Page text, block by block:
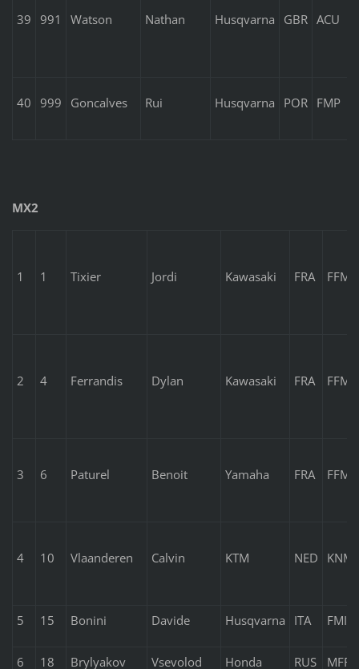
39 991 Watson Nathan Husqvarna GBR ACU
40 999 Goncalves Rui Husqvarna POR FMP
MX2
1 1 Tixier Jordi Kawasaki FRA FFM
2 4 Ferrandis Dylan Kawasaki FRA FFM
3 6 Paturel Benoit Yamaha FRA FFM
4 10 Vlaanderen Calvin KTM NED
5 15 Bonini Davide Husqvarna ITA FMI
6 18 Brylyakov Vsevolod Honda RUS MFR